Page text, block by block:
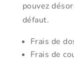
pouvez
défaut.
Frais de
Frais de